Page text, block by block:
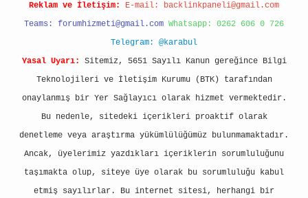
Reklam ve İletişim: E-mail: backlinkpaneli@gmail.com
Teams: forumhizmeti@gmail.com Whatsapp: 0262 606 0 726
Telegram: @karabul
Yasal Uyarı:
Sitemiz, 5651 Sayılı Kanun gereğince Bilgi
Teknolojileri ve İletişim Kurumu (BTK) tarafından
onaylanmış bir Yer Sağlayıcı olarak hizmet vermektedir.
Bu nedenle, sitedeki içerikleri proaktif olarak
denetleme veya araştırma yükümlülüğümüz bulunmamaktadır.
Ancak, üyelerimiz yazdıkları içeriklerin sorumluluğunu
taşımakta olup, siteye üye olarak bu sorumluluğu kabul
etmiş sayılırlar. Bu internet sitesi, herhangi bir